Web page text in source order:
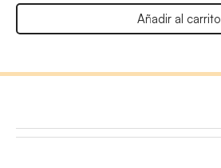
Añadir al carrito